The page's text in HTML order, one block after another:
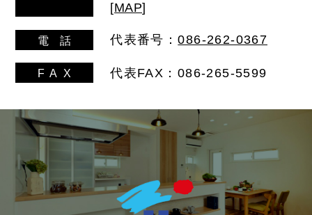
[MAP]
電話 代表番号：086-262-0367
FA X 代表FAX：086-265-5599